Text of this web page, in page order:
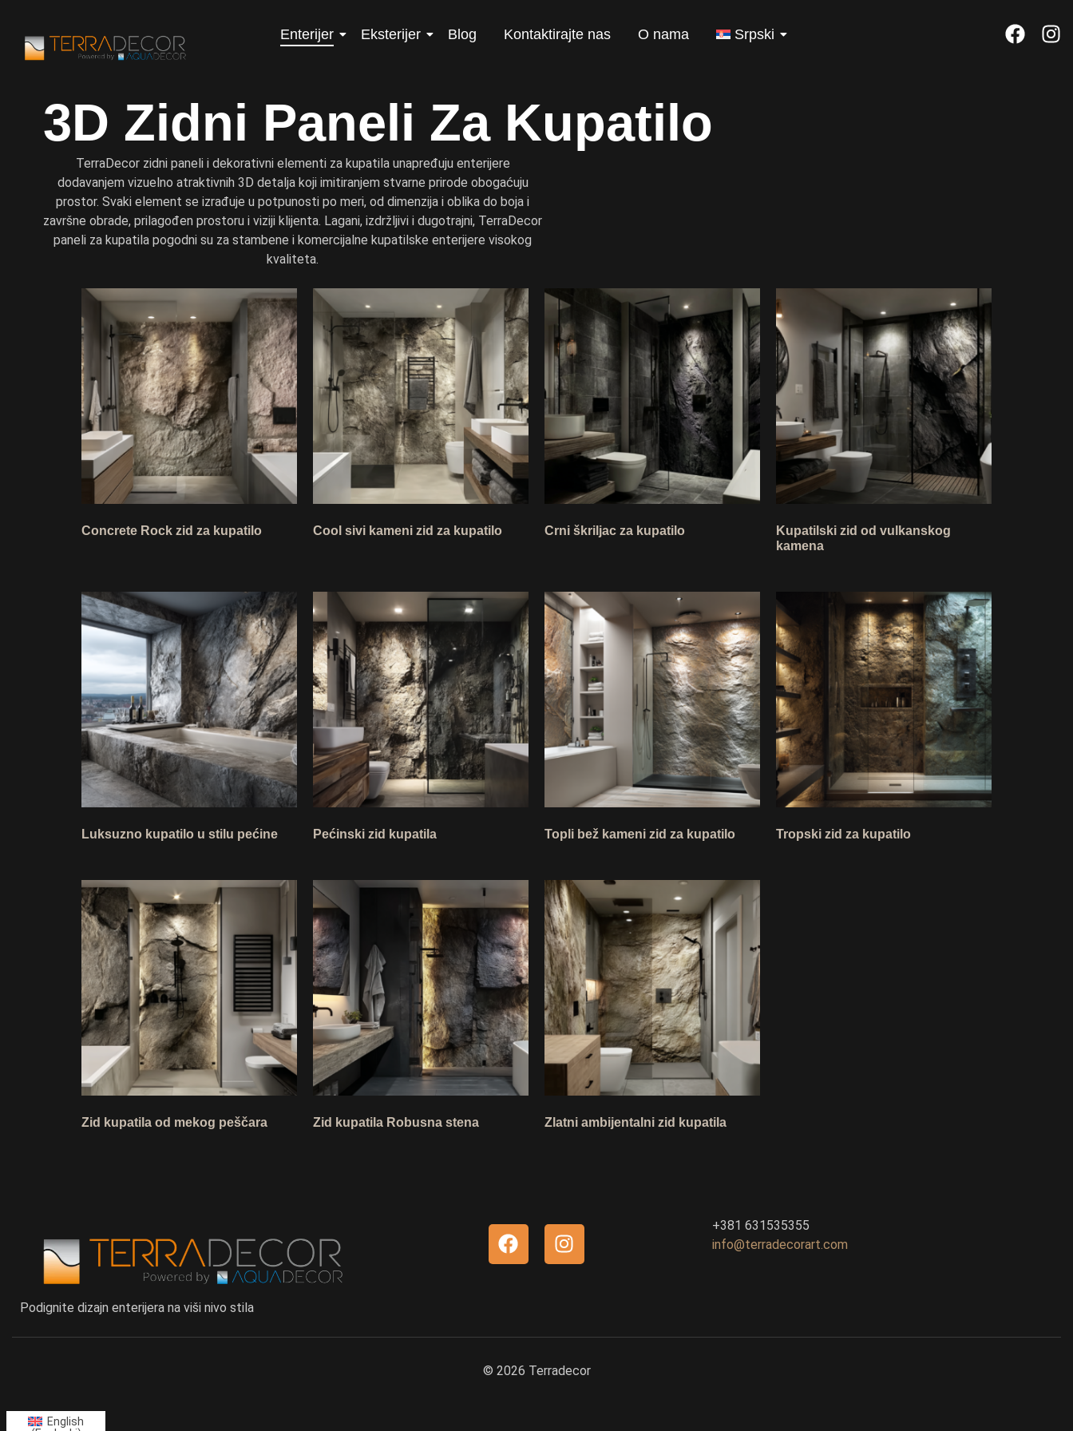
Enterijer Eksterijer Blog Kontaktirajte nas O nama Srpski
3D Zidni Paneli Za Kupatilo
TerraDecor zidni paneli i dekorativni elementi za kupatila unapređuju enterijere
dodavanjem vizuelno atraktivnih 3D detalja koji imitiranjem stvarne prirode obogaćuju
prostor. Svaki element se izrađuje u potpunosti po meri, od dimenzija i oblika do boja i
završne obrade, prilagođen prostoru i viziji klijenta. Lagani, izdržljivi i dugotrajni, TerraDecor
paneli za kupatila pogodni su za stambene i komercijalne kupatilske enterijere visokog
kvaliteta.
Concrete Rock zid za kupatilo Cool sivi kameni zid za kupatilo Crni škriljac za kupatilo
Kupatilski zid od vulkanskog
kamena
Luksuzno kupatilo u stilu pećine Pećinski zid kupatila Topli bež kameni zid za kupatilo Tropski zid za kupatilo
Zid kupatila od mekog peščara Zid kupatila Robusna stena Zlatni ambijentalni zid kupatila
Podignite dizajn enterijera na viši nivo stila
+381 631535355
info@terradecorart.com
© 2026 Terradecor
English